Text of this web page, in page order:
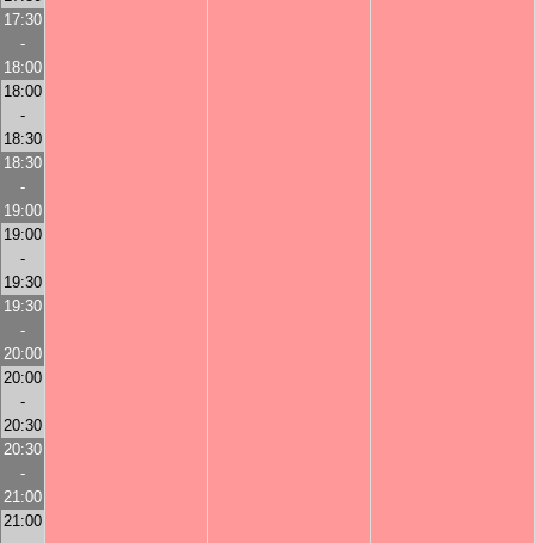
17:30
-
18:00
18:00
-
18:30
18:30
-
19:00
19:00
-
19:30
19:30
-
20:00
20:00
-
20:30
20:30
-
21:00
21:00